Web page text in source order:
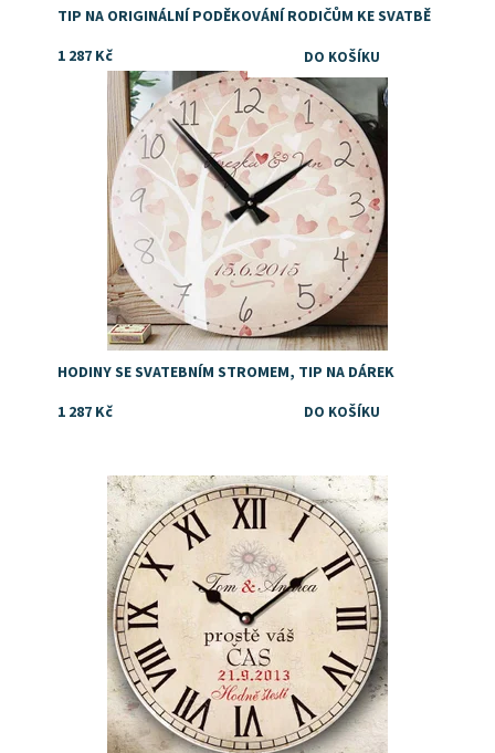
TIP NA ORIGINÁLNÍ PODĚKOVÁNÍ RODIČŮM KE SVATBĚ
1 287 Kč
Dostupnost:
Skladem
HODINY SE SVATEBNÍM STROMEM, TIP NA DÁREK
1 287 Kč
Dostupnost: Skladem